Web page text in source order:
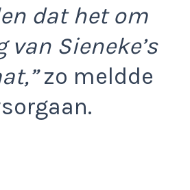
dat het om
van Sieneke’s
zo meldde